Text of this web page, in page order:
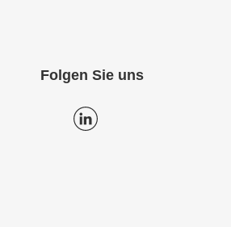
Folgen Sie uns